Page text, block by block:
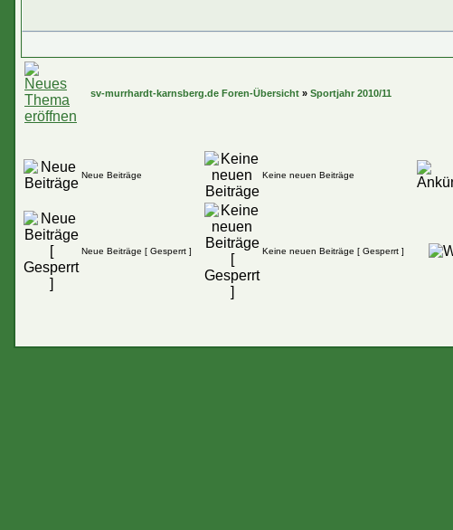
sv-murrhardt-karnsberg.de Foren-Übersicht » Sportjahr 2010/11
Neue Beiträge Keine neuen Beiträge
Neue Beiträge [ Gesperrt ] Keine neuen Beiträge [ Gesperrt ]